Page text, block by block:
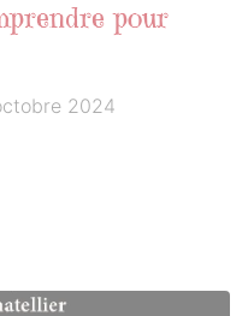
pour
2024